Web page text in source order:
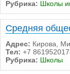
Рубрика: Школы
Средняя
Адрес: Кирова,
Тел: +7
Рубрика: Школы